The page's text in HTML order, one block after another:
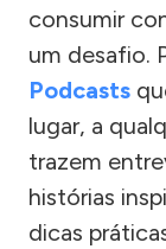
consumir
um desafio.
Podcasts
lugar, a
trazem
histórias
dicas